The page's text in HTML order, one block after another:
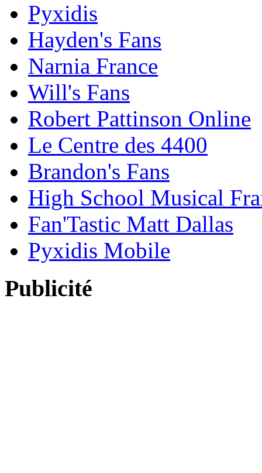
Pyxidis
Hayden's Fans
Narnia France
Will's Fans
Robert Pattinson Online
Le Centre des 4400
Brandon's Fans
High School Musical
Fan'Tastic Matt Dallas
Pyxidis Mobile
Publicité